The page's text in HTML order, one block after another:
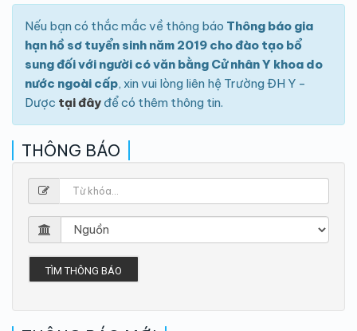
Nếu bạn có thắc mắc về thông báo Thông báo gia
hạn hồ sơ tuyển sinh năm 2019 cho đào tạo bổ
sung đối với người có văn bằng Cử nhân Y khoa do
nước ngoài cấp, xin vui lòng liên hệ Trường ĐH Y -
Dược tại đây để có thêm thông tin.
THÔNG BÁO
TÌM THÔNG BÁO